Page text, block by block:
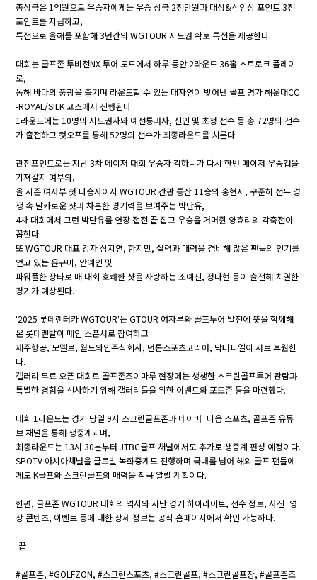
총상금은 1억원으로 우승자에게는 우승 상금 2천만원과 대상&신인상 포인트 3천
포인트를 지급하고,
특전으로 올해를 포함해 3년간의 WGTOUR 시드권 확보 특전을 제공한다.
대회는 골프존 투비전NX 투어 모드에서 하루 동안 2라운드 36홀 스트로크 플레이
로,
동해 바다의 풍광을 즐기며 라운드할 수 있는 대자연이 빚어낸 골프 명가 해운대CC
-ROYAL/SILK 코스에서 진행된다.
1라운드에는 10명의 시드권자와 예선통과자, 신인 및 초청 선수 등 총 72명의 선수
가 출전하고 컷오프를 통해 52명의 선수가 최종라운드를 치른다.
관전포인트로는 지난 3차 메이저 대회 우승자 김하니가 다시 한번 메이저 우승컵을
가져갈지 여부와,
올 시즌 여자부 첫 다승자이자 WGTOUR 간판 통산 11승의 홍현지, 꾸준히 선두 경
쟁 속 날카로운 샷과 차분한 경기력을 보여주는 박단유,
4차 대회에서 그런 박단유를 연장 접전 끝 잡고 우승을 거머쥔 양효리의 각축전이
꼽힌다.
또 WGTOUR 대표 강자 심지연, 한지민, 실력과 매력을 겸비해 많은 팬들의 인기를
얻고 있는 윤규미, 안예인 및
파워풀한 장타로 매 대회 호쾌한 샷을 자랑하는 조예진, 정다현 등이 출전해 치열한
경기가 예상된다.
'2025 롯데렌터카 WGTOUR'는 GTOUR 여자부와 골프투어 발전에 뜻을 함께해
온 롯데렌탈이 메인 스폰서로 참여하고
제주항공, 모델로, 월드와인주식회사, 던롭스포츠코리아, 닥터피엘이 서브 후원한
다.
갤러리 무료 오픈 대회로 골프존조이마루 현장에는 생생한 스크린골프투어 관람과
특별한 경험을 선사하기 위해 갤러리들을 위한 이벤트와 포토존 등을 마련했다.
대회 1라운드는 경기 당일 9시 스크린골프존과 네이버·다음 스포츠, 골프존 유튜
브 채널을 통해 생중계되며,
최종라운드는 13시 30분부터 JTBC골프 채널에서도 추가로 생중계 편성 예정이다.
SPOTV 아시아채널을 글로벌 녹화중계도 진행하며 국내를 넘어 해외 골프 팬들에
게도 K골프와 스크린골프의 매력을 적극 알릴 계획이다.
한편, 골프존 WGTOUR 대회의 역사와 지난 경기 하이라이트, 선수 정보, 사진·영
상 콘텐츠, 이벤트 등에 대한 상세 정보는 공식 홈페이지에서 확인 가능하다.
-끝-
#골프존, #GOLFZON, #스크린스포츠, #스크린골프, #스크린골프장, #골프존조